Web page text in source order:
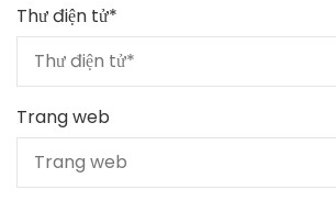
Thư điện tử*
Trang web